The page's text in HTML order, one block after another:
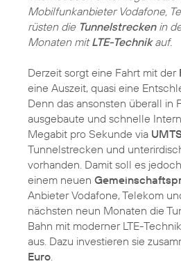
Mobilfunkanbieter Vodafone,
rüsten die Tunnelstreckenin
Monaten mitLTE-Technikauf.
Derzeit sorgt eine Fahrt mit der
eine Auszeit, quasi eine
Denn das ansonsten überall in
ausgebaute und schnelle
Megabit pro Sekunde via
Tunnelstrecken und
vorhanden. Damit soll es
einem neuen
Anbieter Vodafone, Telekom
nächsten neun Monaten die
Bahn mit moderner LTE-
aus. Dazu investieren sie
Euro